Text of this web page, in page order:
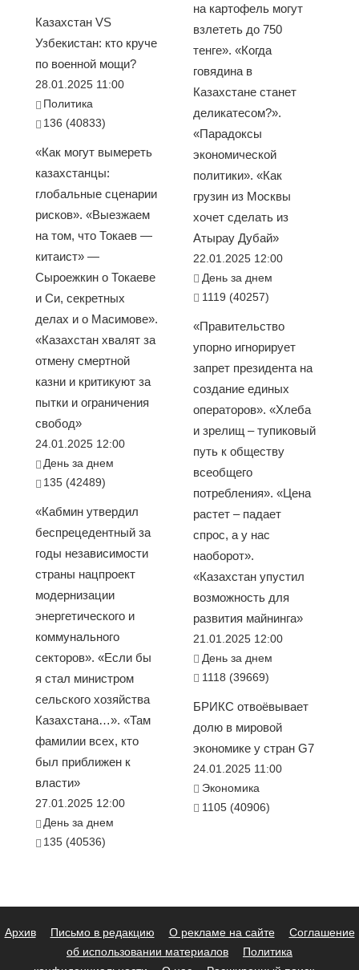
Казахстан VS
Узбекистан: кто круче
по военной мощи?
28.01.2025 11:00
Политика
136 (40833)
«Как могут вымереть
казахстанцы:
глобальные сценарии
рисков». «Выезжаем
на том, что Токаев —
китаист» —
Сыроежкин о Токаеве
и Си, секретных
делах и о Масимове».
«Казахстан хвалят за
отмену смертной
казни и критикуют за
пытки и ограничения
свобод»
24.01.2025 12:00
День за днем
135 (42489)
«Кабмин утвердил
беспрецедентный за
годы независимости
страны нацпроект
модернизации
энергетического и
коммунального
секторов». «Если бы
я стал министром
сельского хозяйства
Казахстана…». «Там
фамилии всех, кто
был приближен к
власти»
27.01.2025 12:00
День за днем
135 (40536)
на картофель могут
взлететь до 750
тенге». «Когда
говядина в
Казахстане станет
деликатесом?».
«Парадоксы
экономической
политики». «Как
грузин из Москвы
хочет сделать из
Атырау Дубай»
22.01.2025 12:00
День за днем
1119 (40257)
«Правительство
упорно игнорирует
запрет президента на
создание единых
операторов». «Хлеба
и зрелищ – тупиковый
путь к обществу
всеобщего
потребления». «Цена
растет – падает
спрос, а у нас
наоборот».
«Казахстан упустил
возможность для
развития майнинга»
21.01.2025 12:00
День за днем
1118 (39669)
БРИКС отвоёвывает
долю в мировой
экономике у стран G7
24.01.2025 11:00
Экономика
1105 (40906)
Архив Письмо в редакцию О рекламе на сайте
Соглашение
об использовании материалов
Политика